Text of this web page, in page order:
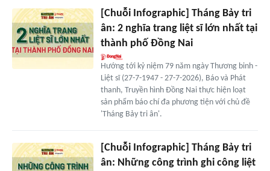
[Chuỗi Infographic] Tháng Bảy tri
ân: 2 nghĩa trang liệt sĩ lớn nhất tại
thành phố Đồng Nai
Hướng tới kỷ niệm 79 năm ngày Thương binh -
Liệt sĩ (27-7-1947 - 27-7-2026), Báo và Phát
thanh, Truyền hình Đồng Nai thực hiện loạt
sản phẩm báo chí đa phương tiện với chủ đề
'Tháng Bảy tri ân'.
[Chuỗi Infographic] Tháng Bảy tri
ân: Những công trình ghi công liệt